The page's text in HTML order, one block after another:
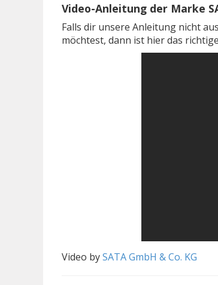
Video-Anleitung der Marke S
Falls dir unsere Anleitung nicht
möchtest, dann ist hier das
Video bySATA GmbH & Co. KG